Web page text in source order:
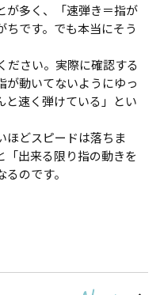
が多く、「速弾き＝指が
です。でも本当にそう
さい。実際に確認する
が動いてないようにゆっ
と速く弾けている」とい
ほどスピードは落ちま
「出来る限り指の動きを
のです。